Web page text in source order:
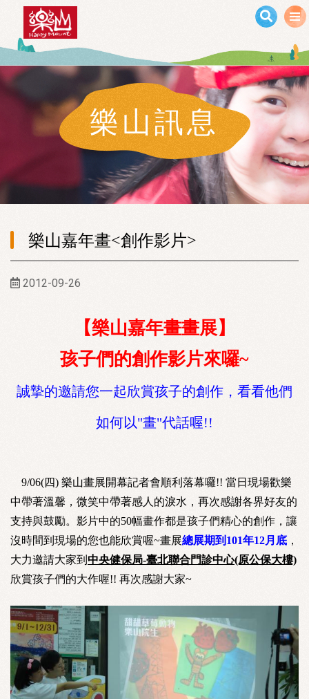
移至主內容
樂山訊息
樂山嘉年畫<創作影片>
2012-09-26
【樂山嘉年畫畫展】
孩子們的創作影片來囉~
誠摯的邀請您一起欣賞孩子的創作，看看他們
如何以"畫"代話喔!!
9/06(四) 樂山畫展開幕記者會順利落幕囉!! 當日現場歡樂
中帶著溫馨，微笑中帶著感人的淚水，再次感謝各界好友的
支持與鼓勵。影片中的50幅畫作都是孩子們精心的創作，讓
沒時間到現場的您也能欣賞喔~畫展總展期到101年12月底 ，
大力邀請大家到 中央健保局-臺北聯合門診中心(原公保大樓)
欣賞孩子們的大作喔!! 再次感謝大家~